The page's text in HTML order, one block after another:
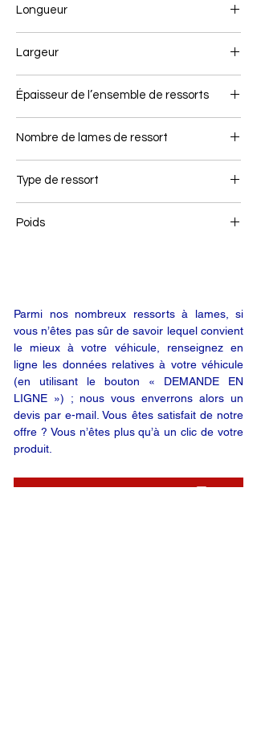
Longueur
Largeur
Épaisseur de l’ensemble de ressorts
Nombre de lames de ressort
Type de ressort
Poids
Parmi nos nombreux ressorts à lames, si
vous n’êtes pas sûr de savoir lequel convient
le mieux à votre véhicule, renseignez en
ligne les données relatives à votre véhicule
(en utilisant le bouton « DEMANDE EN
LIGNE ») ; nous vous enverrons alors un
devis par e-mail. Vous êtes satisfait de notre
offre ? Vous n’êtes plus qu’à un clic de votre
produit.